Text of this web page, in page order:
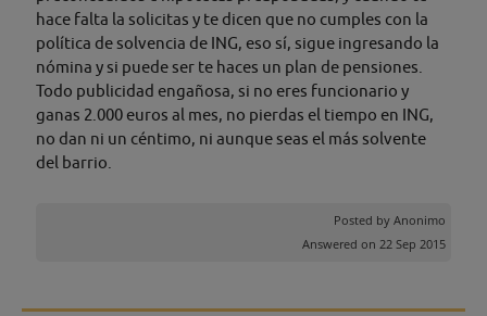
hace falta la solicitas y te dicen que no cumples con la
política de solvencia de ING, eso sí, sigue ingresando la
nómina y si puede ser te haces un plan de pensiones.
Todo publicidad engañosa, si no eres funcionario y
ganas 2.000 euros al mes, no pierdas el tiempo en ING,
no dan ni un céntimo, ni aunque seas el más solvente
del barrio.
Posted by Anonimo
Answered on 22 Sep 2015